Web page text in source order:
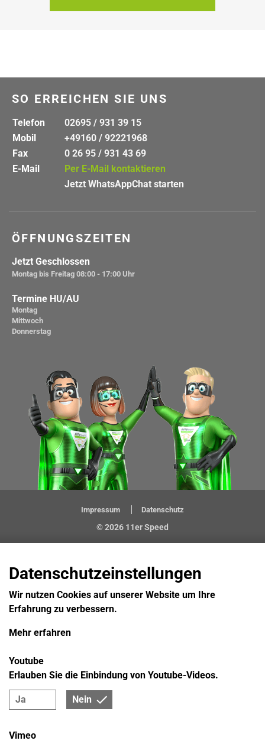
SO ERREICHEN SIE UNS
Telefon
02695 / 931 39 15
Mobil
+49160 / 92221968
Fax
0 26 95 / 931 43 69
E-Mail
Per E-Mail kontaktieren
Jetzt WhatsAppChat starten
ÖFFNUNGSZEITEN
Jetzt Geschlossen
Montag bis Freitag 08:00 - 17:00 Uhr
Termine HU/AU
Montag
Mittwoch
Donnerstag
Impressum Datenschutz
© 2026 11er Speed
Datenschutzeinstellungen
Wir nutzen Cookies auf unserer Website um Ihre
Erfahrung zu verbessern.
Mehr erfahren
Ja Nein
Youtube
Erlauben Sie die Einbindung von Youtube-Videos.
Vimeo